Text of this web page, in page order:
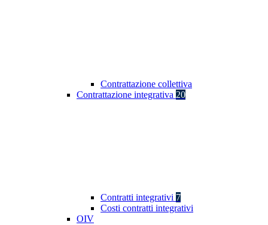
Contrattazione collettiva
Contrattazione integrativa 20
Contratti integrativi 7
Costi contratti integrativi
OIV